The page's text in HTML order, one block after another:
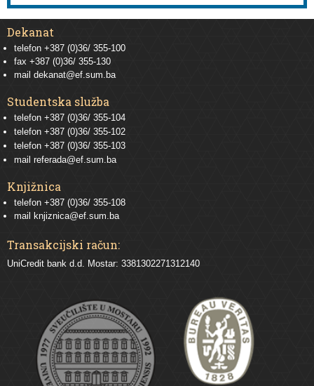
Dekanat
telefon +387 (0)36/ 355-100
fax +387 (0)36/ 355-130
mail dekanat@ef.sum.ba
Studentska služba
telefon +387 (0)36/ 355-104
telefon +387 (0)36/ 355-102
telefon +387 (0)36/ 355-103
mail referada@ef.sum.ba
Knjižnica
telefon +387 (0)36/ 355-108
mail knjiznica@ef.sum.ba
Transakcijski račun:
UniCredit bank d.d. Mostar: 3381302271312140